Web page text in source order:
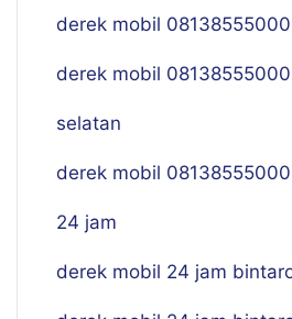
derek mobil
derek mobil
selatan
derek mobil
24 jam
derek mobil 24 jam